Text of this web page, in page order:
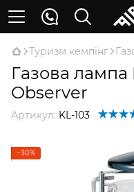
Туризм кемпінг
Газова лампа
Observer
Артикул: KL-103
−30%